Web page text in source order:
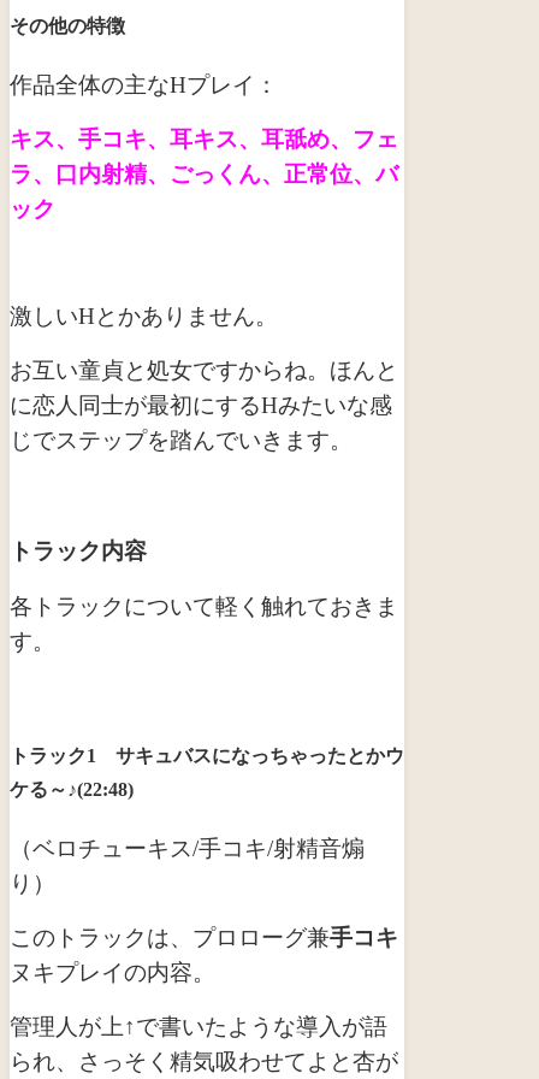
その他の特徴
作品全体の主なHプレイ：
キス、手コキ、耳キス、耳舐め、フェ
ラ、口内射精、ごっくん、正常位、バ
ック
激しいHとかありません。
お互い童貞と処女ですからね。ほんと
に恋人同士が最初にするHみたいな感
じでステップを踏んでいきます。
トラック内容
各トラックについて軽く触れておきま
す。
トラック1 サキュバスになっちゃったとかウ
ケる～♪(22:48)
（ベロチューキス/手コキ/射精音煽
り）
このトラックは、プロローグ兼手コキ
ヌキプレイの内容。
管理人が上↑で書いたような導入が語
られ、さっそく精気吸わせてよと杏が